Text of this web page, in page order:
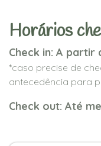
Horários
Check in: A partir
*caso precise de
antecedência para
Check out: Até